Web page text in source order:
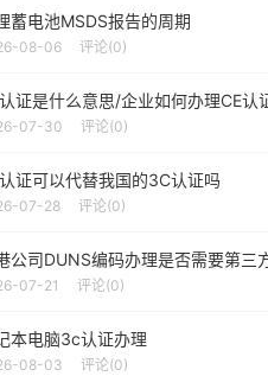
蓄电池MSDS报告的周期
08-06 评论(0)
证是什么意思/企业如何办理CE认
07-30 评论(0)
证可以代替我国的3C认证吗
07-28 评论(0)
公司DUNS编码办理是否需要第三
07-21 评论(0)
本电脑3c认证办理
08-03 评论(0)